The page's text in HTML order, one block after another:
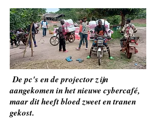
De pc's en de projector zijn
aangekomen in het nieuwe cybercafé,
maar dit heeft bloed zweet en tranen
gekost.